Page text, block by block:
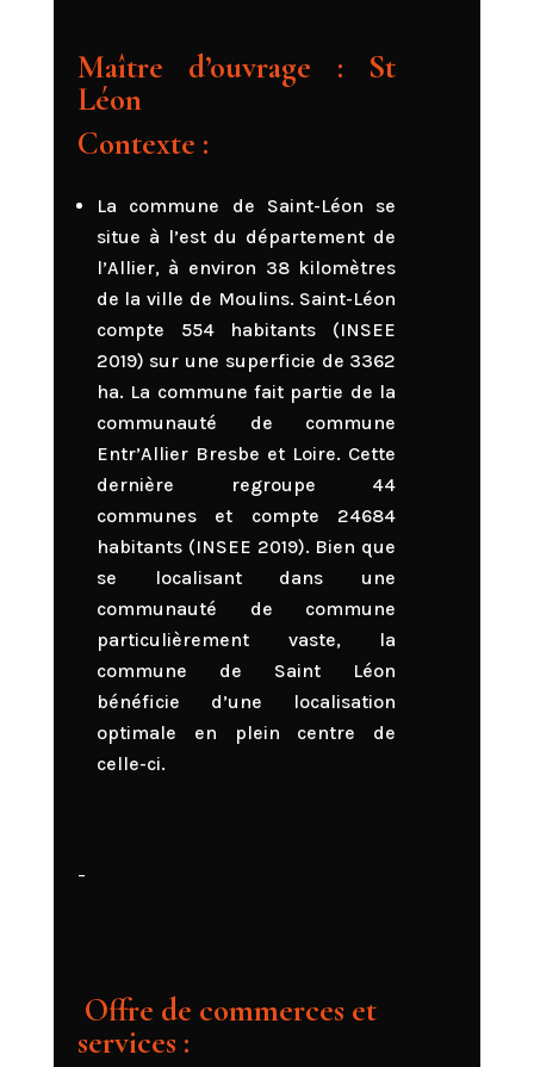
Maître d’ouvrage : St
Léon
Contexte :
La commune de Saint-Léon se
situe à l’est du département de
l’Allier, à environ 38 kilomètres
de la ville de Moulins. Saint-Léon
compte 554 habitants (INSEE
2019) sur une superficie de 3362
ha. La commune fait partie de la
communauté de commune
Entr’Allier Bresbe et Loire. Cette
dernière regroupe 44
communes et compte 24684
habitants (INSEE 2019). Bien que
se localisant dans une
communauté de commune
particulièrement vaste, la
commune de Saint Léon
bénéficie d’une localisation
optimale en plein centre de
celle-ci.
–
Offre de commerces et
services :